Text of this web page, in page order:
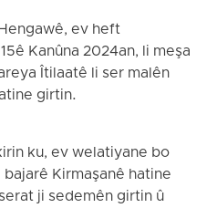
ev heft
Kanûna 2024an, li meşa
Îtilaatê li ser malên
girtin.
ku, ev welatiyane bo
Kirmaşanê hatine
ji sedemên girtin û